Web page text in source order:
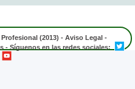
(2013) - Aviso Legal -
- Síguenos en las redes sociales: